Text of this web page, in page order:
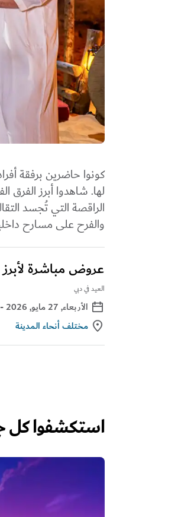
كونوا حاضرين برفقة
لها. شاهدوا أبرز الفرق
الراقصة التي تُجسد
والفرح على مسارح داخلية في 13 مركز تسوّق، من 27
عروض مباشرة لأبرز
العيد في دبي
اﻷربعاء, 27 مايو, 2026
-
مختلف أنحاء المدينة
استكشفوا كل